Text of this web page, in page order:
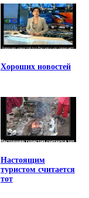
Хороших новостей
Настоящим
туристом считается
тот